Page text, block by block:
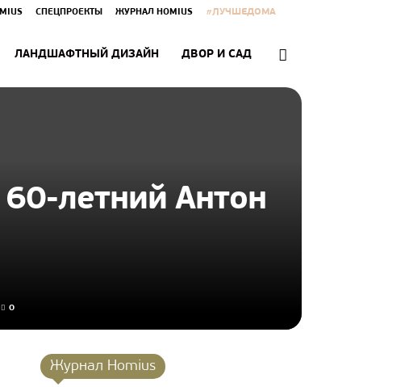
СПЕЦПРОЕКТЫ ЖУРНАЛ HOMIUS #ЛУЧШЕДОМА
ЛАНДШАФТНЫЙ ДИЗАЙН ДВОР И САД
летний Антон
0
Журнал Homius